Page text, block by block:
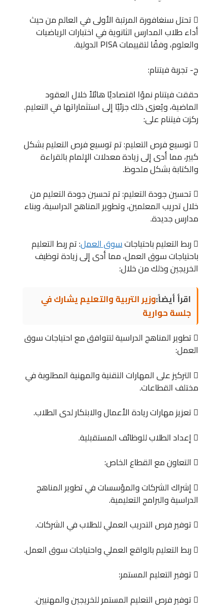
 تحتل سنغافورة المرتبة الأولى في العالم من حيث
أداء طلاب المدارس الثانوية في اختبارات الرياضيات
والعلوم، وفقًا لتقييمات PISA الدولية.
ج- تجربة فيتنام:
حققت فيتنام نموًا اقتصاديًا هائلاً خلال العقود
الماضية، ويُعزى ذلك جزئيًا إلى استثماراتها في التعليم.
ركزت فيتنام على:
 توسيع فرص التعليم: تم توسيع فرص التعليم بشكل
كبير، مما أدى إلى زيادة معدلات الإلمام بالقراءة
والكتابة بشكل ملحوظ.
 تحسين جودة التعليم: تم تحسين جودة التعليم من
خلال تدريب المعلمين، وتطوير المناهج الدراسية، وبناء
مدارس جديدة.
 ربط التعليم باحتياجات
سوق العمل: تم ربط التعليم
باحتياجات سوق العمل، مما أدى إلى زيادة توظيف
الخريجين وذلك من خلال:
اقرأ أيضاً:وزير التربية والتعليم يشارك في
جلسة حوارية
 تطوير المناهج الدراسية لتتوافق مع احتياجات سوق
العمل:
 التركيز على المهارات التقنية والمهنية المطلوبة في
مختلف القطاعات.
 تعزيز مهارات ريادة الأعمال والابتكار لدى الطلاب.
 إعداد الطلاب للوظائف المستقبلية.
 التعاون مع القطاع الخاص:
 إشراك الشركات والمؤسسات في تطوير المناهج
الدراسية والبرامج التعليمية.
 توفير فرص التدريب العملي للطلاب في الشركات.
 ربط التعليم بالواقع العملي واحتياجات سوق العمل.
 توفير التعليم المستمر:
 توفير فرص التعليم المستمر للخريجين والمهنيين.